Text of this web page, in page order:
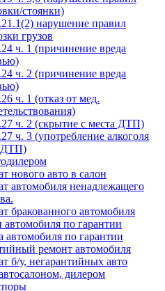
стоянки)
нарушение правил
грузов
ч. 1 (причинение вреда
ч. 2 (причинение вреда
ч. 1 (отказ от мед.
ч. 2 (скрытие с места ДТП)
ч. 3 (употребление алкоголя
ДТП)
нового авто в салон
автомобиля ненадлежащего
бракованного автомобиля
по гарантии
автомобиля по гарантии
ремонт автомобиля
б/у, негарантийных авто
дилером